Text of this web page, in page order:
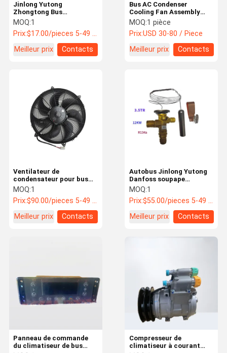
A Propos De
Visite
Bus AC Condenser
Cooling Fan Assembly
8114-00811 24V DC High
Airflow Electric Radiator
for Yutong King Long
MOQ:1 pièce
Prix:USD 30-80 / Piece
Meilleur prix
Contacts
Jinlong Yutong
Zhongtong Bus
ventilateur de
climatisation OE 8114-
00142 pièces de rechange
modifiées à courant
alternatif pour bus
MOQ:1
Prix:$17.00/pieces 5-49 pieces
Meilleur prix
Contacts
Autobus Jinlong Yutong
Danfoss soupape
d'expansion
thermostatique cuivre
forgé 100k cycles
Autobus pièces
détachées
MOQ:1
Prix:$55.00/pieces 5-49 pieces
Meilleur prix
Contacts
Ventilateur de
condensateur pour bus
SPAL de Jinlong Yutong
VA33-BP93
MOQ:1
Prix:$90.00/pieces 5-49 pieces
Meilleur prix
Contacts
Compresseur de
climatiseur à courant
Panneau de commande
du climatiseur de bus